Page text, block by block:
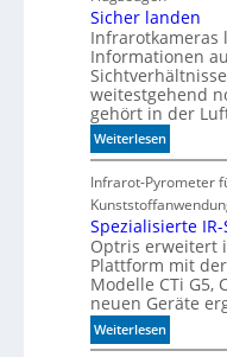
k
t
n
e
l
l
e
r
z
u
K
I
-
M
o
d
e
l
Sicher landen
Infrarotkameras
Informationen
weitestgehend
gehört in der
Weiterlesen:
S
i
c
h
e
r
l
a
n
d
Infrarot-Pyrometer
Spezialisierte
Optris erweitert
Plattform mit
Modelle CTi G5,
neuen Geräte
Weiterlesen:
S